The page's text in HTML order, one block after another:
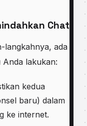
Chat
langkahnya, ada
lakukan:
kedua
baru) dalam
ke internet.